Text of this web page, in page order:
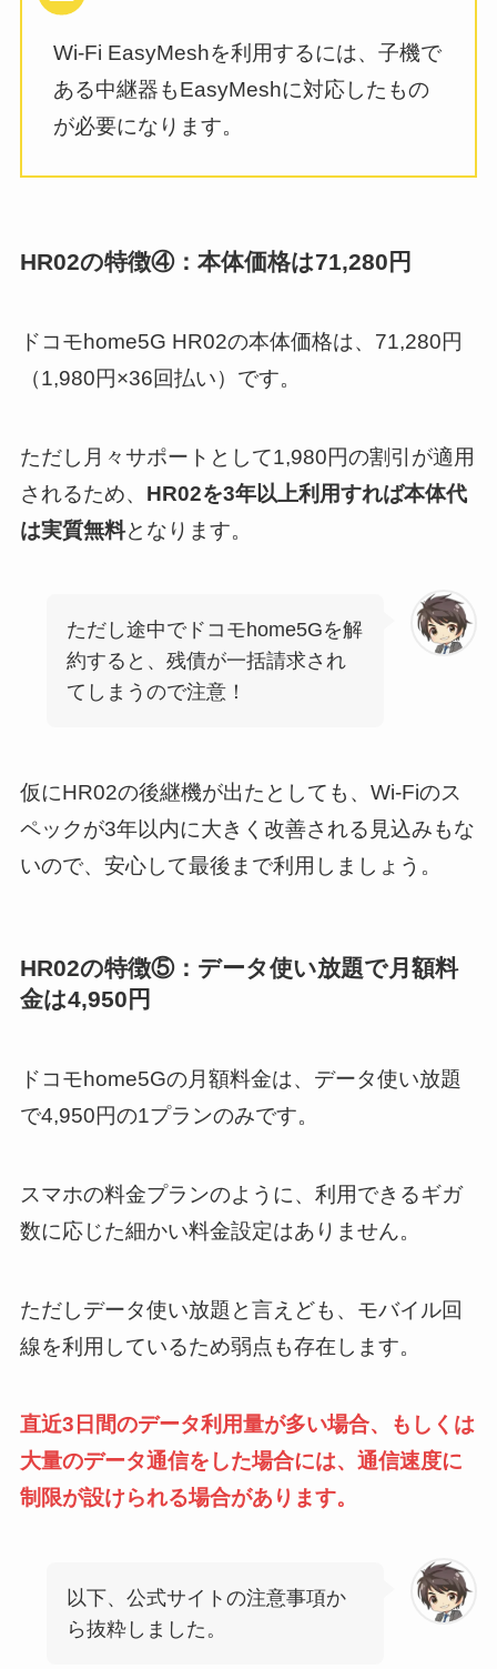
Wi-Fi EasyMeshを利用するには、子機で
ある中継器もEasyMeshに対応したもの
が必要になります。
HR02の特徴④：本体価格は71,280円
ドコモhome5G HR02の本体価格は、71,280円
（1,980円×36回払い）です。
ただし月々サポートとして1,980円の割引が適用
されるため、 HR02を3年以上利用すれば本体代
は実質無料となります。
ただし途中でドコモhome5Gを解
約すると、残債が一括請求され
てしまうので注意！
仮にHR02の後継機が出たとしても、Wi-Fiのス
ペックが3年以内に大きく改善される見込みもな
いので、安心して最後まで利用しましょう。
HR02の特徴⑤：データ使い放題で月額料
金は4,950円
ドコモhome5Gの月額料金は、データ使い放題
で4,950円の1プランのみです。
スマホの料金プランのように、利用できるギガ
数に応じた細かい料金設定はありません。
ただしデータ使い放題と言えども、モバイル回
線を利用しているため弱点も存在します。
直近3日間のデータ利用量が多い場合、もしくは
大量のデータ通信をした場合には、通信速度に
制限が設けられる場合があります。
以下、公式サイトの注意事項か
ら抜粋しました。